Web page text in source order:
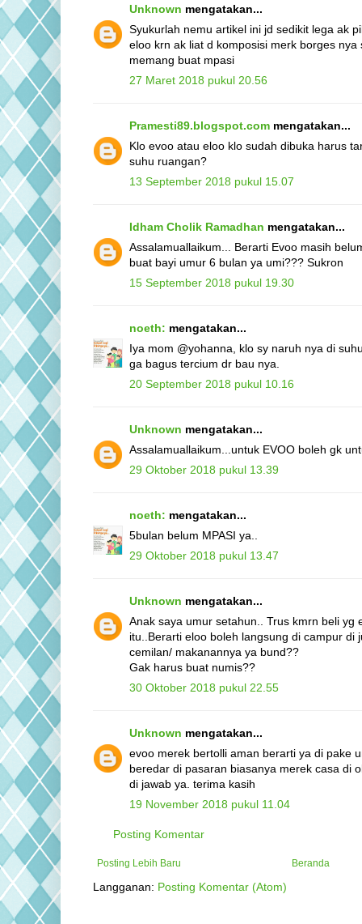
Unknown mengatakan...
Syukurlah nemu artikel ini jd sedikit lega ak
eloo krn ak liat d komposisi merk borges nya
memang buat mpasi
27 Maret 2018 pukul 20.56
Pramesti89.blogspot.com mengatakan...
Klo evoo atau eloo klo sudah dibuka harus
suhu ruangan?
13 September 2018 pukul 15.07
Idham Cholik Ramadhan mengatakan...
Assalamuallaikum... Berarti Evoo masih
buat bayi umur 6 bulan ya umi??? Sukron
15 September 2018 pukul 19.30
noeth: mengatakan...
Iya mom @yohanna, klo sy naruh nya di
ga bagus tercium dr bau nya.
20 September 2018 pukul 10.16
Unknown mengatakan...
Assalamuallaikum...untuk EVOO boleh gk
29 Oktober 2018 pukul 13.39
noeth: mengatakan...
5bulan belum MPASI ya..
29 Oktober 2018 pukul 13.47
Unknown mengatakan...
Anak saya umur setahun.. Trus kmrn beli yg
itu..Berarti eloo boleh langsung di campur di
cemilan/ makanannya ya bund??
Gak harus buat numis??
30 Oktober 2018 pukul 22.55
Unknown mengatakan...
evoo merek bertolli aman berarti ya di pake
beredar di pasaran biasanya merek casa di
di jawab ya. terima kasih
19 November 2018 pukul 11.04
Posting Komentar
Posting Lebih Baru Beranda
Langganan: Posting Komentar (Atom)